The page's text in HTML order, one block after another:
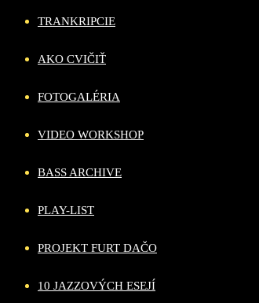
TRANKRIPCIE
AKO CVIČIŤ
FOTOGALÉRIA
VIDEO WORKSHOP
BASS ARCHIVE
PLAY-LIST
PROJEKT FURT DAČO
10 JAZZOVÝCH ESEJÍ